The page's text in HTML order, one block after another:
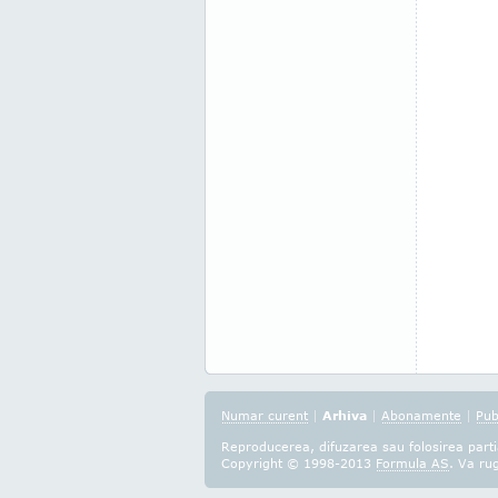
Numar curent | Arhiva | Abonamente |
Reproducerea, difuzarea sau folosirea
Copyright © 1998-2013 Formula AS. Va